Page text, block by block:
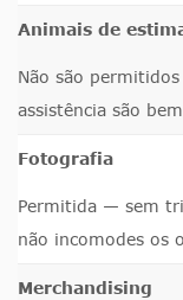
Animais de
Não são
assistência são
Fotografia
Permitida — sem
não incomodes os
Merchandising